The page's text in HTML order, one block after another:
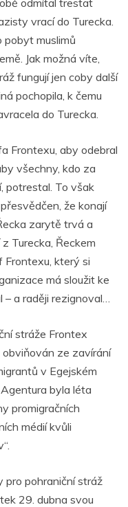
vrací do Turecka.
pobyt muslimů
Jak možná víte,
fungují jen coby další
pochopila, k čemu
do Turecka.
Frontexu, aby odebral
všechny, kdo za
potrestal. To však
že konají
zarytě trvá a
Turecka, Řeckem
Frontexu, který si
má sloužit ke
a raději rezignoval…
stráže Frontex
obviňován ze zavírání
v Egejském
byla léta
promigračních
médií kvůli
pro pohraniční stráž
29. dubna svou